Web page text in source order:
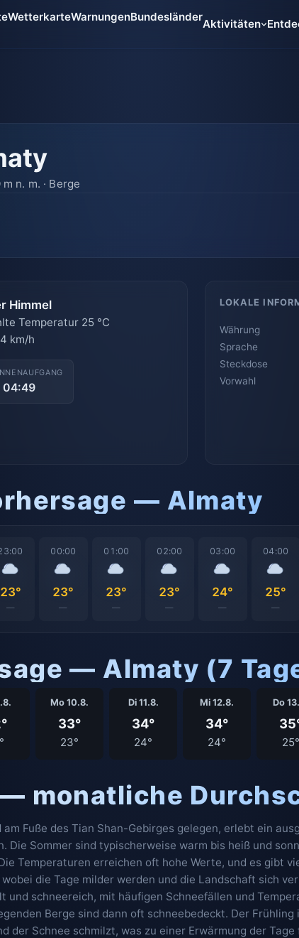
WetterkarteWarnungenBundesländer
Aktivitäten
n. m. · Berge
Himmel
Temperatur 25 °C
km/h
LOKALE
Währung
Sprache
Steckdose
Vorwahl
— Almaty
23°
—
00:00
23°
—
01:00
23°
—
02:00
23°
—
03:00
24°
—
04:00
25°
—
— Almaty (7
Mo 10.8.
33°
23°
Di 11.8.
34°
24°
Mi 12.8.
34°
24°
Do
25°
monatliche
Fuße des Tian Shan-Gebirges gelegen, erlebt ein
Die Sommer sind typischerweise warm bis heiß und
Temperaturen erreichen oft hohe Werte, und es gibt
die Tage milder werden und die Landschaft sich
und schneereich, mit häufigen Schneefällen und
Berge sind dann oft schneebedeckt. Der
der Schnee schmilzt, was zu einer Erwärmung der